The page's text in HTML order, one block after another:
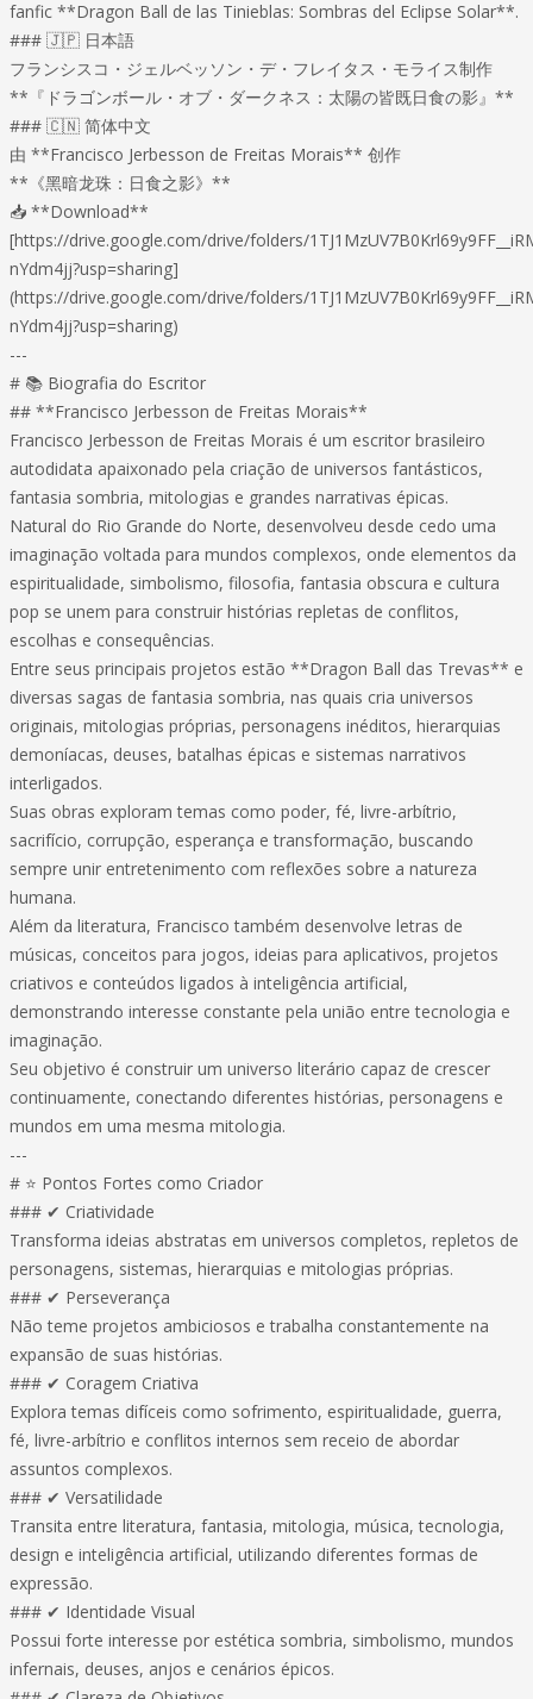
fanfic **Dragon Ball de las Tinieblas: Sombras del Eclipse Solar**.
### 🇯🇵 日本語
フランシスコ・ジェルベッソン・デ・フレイタス・モライス制作
**『ドラゴンボール・オブ・ダークネス：太陽の皆既日食の影』**
### 🇨🇳 简体中文
由 **Francisco Jerbesson de Freitas Morais** 创作
**《黑暗龙珠：日食之影》**
📥 **Download**
[https://drive.google.com/drive/folders/
nYdm4jj?usp=sharing]
(https://drive.google.com/drive/folders/
nYdm4jj?usp=sharing)
---
# 📚 Biografia do Escritor
## **Francisco Jerbesson de Freitas Morais**
Francisco Jerbesson de Freitas Morais é um escritor brasileiro
autodidata apaixonado pela criação de universos fantásticos,
fantasia sombria, mitologias e grandes narrativas épicas.
Natural do Rio Grande do Norte, desenvolveu desde cedo uma
imaginação voltada para mundos complexos, onde elementos da
espiritualidade, simbolismo, filosofia, fantasia obscura e cultura
pop se unem para construir histórias repletas de conflitos,
escolhas e consequências.
Entre seus principais projetos estão **Dragon Ball das Trevas** e
diversas sagas de fantasia sombria, nas quais cria universos
originais, mitologias próprias, personagens inéditos, hierarquias
demoníacas, deuses, batalhas épicas e sistemas narrativos
interligados.
Suas obras exploram temas como poder, fé, livre-arbítrio,
sacrifício, corrupção, esperança e transformação, buscando
sempre unir entretenimento com reflexões sobre a natureza
humana.
Além da literatura, Francisco também desenvolve letras de
músicas, conceitos para jogos, ideias para aplicativos, projetos
criativos e conteúdos ligados à inteligência artificial,
demonstrando interesse constante pela união entre tecnologia e
imaginação.
Seu objetivo é construir um universo literário capaz de crescer
continuamente, conectando diferentes histórias, personagens e
mundos em uma mesma mitologia.
---
# ⭐ Pontos Fortes como Criador
### ✔ Criatividade
Transforma ideias abstratas em universos completos, repletos de
personagens, sistemas, hierarquias e mitologias próprias.
### ✔ Perseverança
Não teme projetos ambiciosos e trabalha constantemente na
expansão de suas histórias.
### ✔ Coragem Criativa
Explora temas difíceis como sofrimento, espiritualidade, guerra,
fé, livre-arbítrio e conflitos internos sem receio de abordar
assuntos complexos.
### ✔ Versatilidade
Transita entre literatura, fantasia, mitologia, música, tecnologia,
design e inteligência artificial, utilizando diferentes formas de
expressão.
### ✔ Identidade Visual
Possui forte interesse por estética sombria, simbolismo, mundos
infernais, deuses, anjos e cenários épicos.